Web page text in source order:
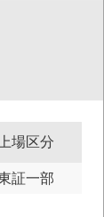
場区分
証一部